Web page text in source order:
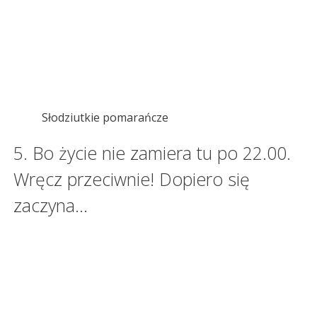
Słodziutkie pomarańcze
5. Bo życie nie zamiera tu po 22.00.
Wręcz przeciwnie! Dopiero się
zaczyna…